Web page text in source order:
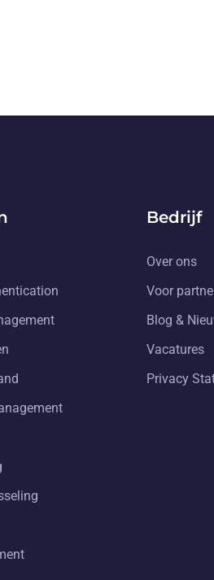
Bedrijf
Over ons
Voor
Blog &
Vacatures
Privacy